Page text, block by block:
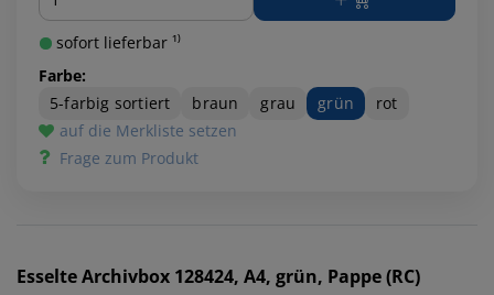
sofort lieferbar ¹⁾
Farbe:
5-farbig sortiert
braun grau grün
rot
auf die Merkliste setzen
Frage zum Produkt
EsselteArchivbox 128424, A4, grün, Pappe (RC)